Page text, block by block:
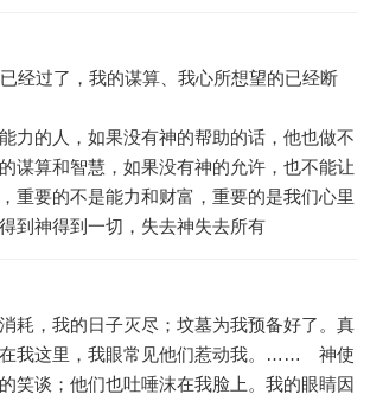
经过了，我的谋算、我心所想望的已经断
力的人，如果没有神的帮助的话，他也做不
谋算和智慧，如果没有神的允许，也不能让
重要的不是能力和财富，重要的是我们心里
到神得到一切，失去神失去所有
消耗，我的日子灭尽；坟墓为我预备好了。真
我这里，我眼常见他们惹动我。…… 神使
笑谈；他们也吐唾沫在我脸上。我的眼睛因